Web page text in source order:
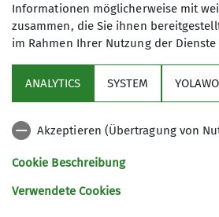
überraschte. Am nächsten Tag
Boulderfelsen am Fuße des
ausgekundschaftet und an
Kletterfelsen wurde das
geübt. Jeden Tag war das
Deshalb konnte die Gruppe an
auf den Gardasee, die
genießen. Vier große Pizzen, in
Informationen möglicherweise mit
zusammen, die Sie ihnen
im Rahmen Ihrer Nutzung der
ANALYTICS SYSTEM YOLAWO
Akzeptieren (Übertragung von
Cookie Beschreibung
Verwendete Cookies